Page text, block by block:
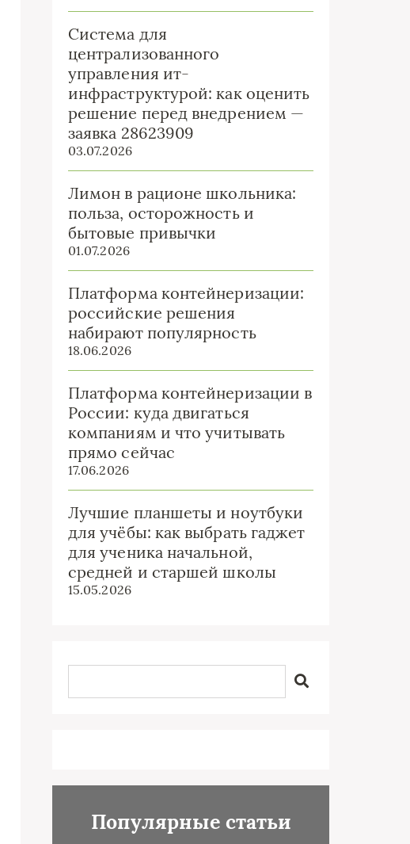
Система для
централизованного
управления ит-
инфраструктурой: как оценить
решение перед внедрением —
заявка 28623909
03.07.2026
Лимон в рационе школьника:
польза, осторожность и
бытовые привычки
01.07.2026
Платформа контейнеризации:
российские решения
набирают популярность
18.06.2026
Платформа контейнеризации в
России: куда двигаться
компаниям и что учитывать
прямо сейчас
17.06.2026
Лучшие планшеты и ноутбуки
для учёбы: как выбрать гаджет
для ученика начальной,
средней и старшей школы
15.05.2026
Популярные статьи